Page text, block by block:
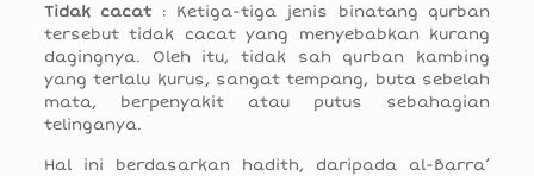
Tidak cacat : Ketiga-tiga jenis binatang qurban
tersebut tidak cacat yang menyebabkan kurang
dagingnya. Oleh itu, tidak sah qurban kambing
yang terlalu kurus, sangat tempang, buta sebelah
mata, berpenyakit atau putus sebahagian
telinganya.
Hal ini berdasarkan hadith, daripada al-Barra’